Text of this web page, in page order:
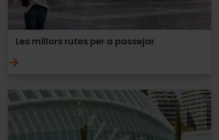
Les millors rutes per a passejar